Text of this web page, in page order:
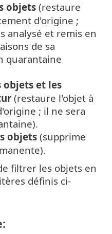
objets (restaure
d'origine ;
analysé et remis en
de sa
quarantaine
objets et les
(restaure l'objet à
; il ne sera
objets(supprime
filtrer les objets en
définis ci-